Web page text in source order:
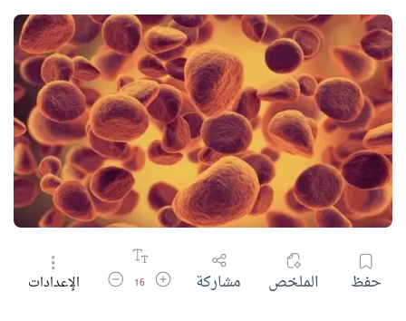
حفظ الملخص مشاركة زيادة حجم الخط
16 تقليل حجم الخط
الإعدادات